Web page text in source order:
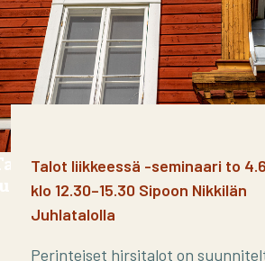
liikkeessä -seminaari
4.6.2026
Talot liikkeessä -seminaari to
klo 12.30–15.30 Sipoon Nikkilän
Juhlatalolla
Perinteiset hirsitalot on